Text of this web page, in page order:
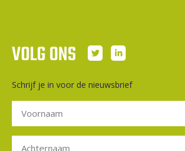
VOLG ONS
Schrijf je in voor de nieuwsbrief